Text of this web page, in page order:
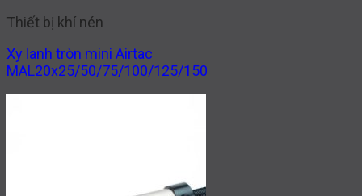
Thiết bị khí nén
Xy lanh tròn mini Airtac
MAL20x25/50/75/100/125/150